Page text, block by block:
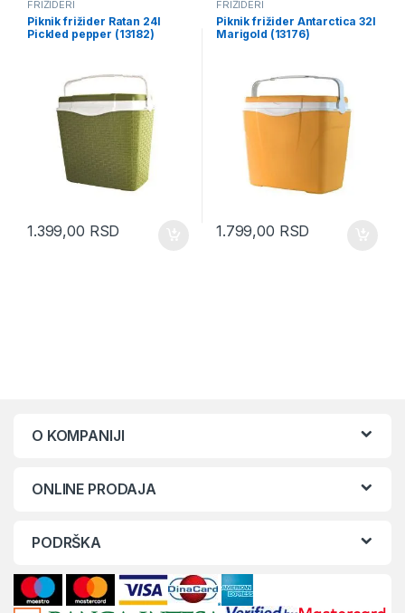
FRIŽIDERI
Piknik frižider Ratan 24l
Pickled pepper (13182)
1.399,00 RSD
FRIŽIDERI
Piknik frižider Antarctica 32l
Marigold (13176)
1.799,00 RSD
O KOMPANIJI
ONLINE PRODAJA
PODRŠKA